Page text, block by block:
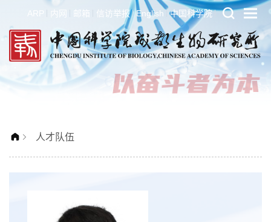
ARP 内网 邮箱 信访举报 English 中国科学院
人才队伍